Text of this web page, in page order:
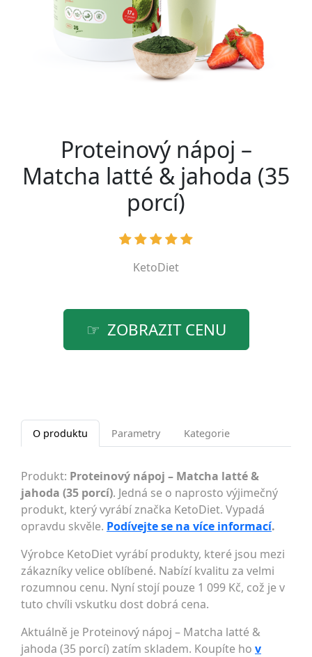
Proteinový nápoj –
Matcha latté & jahoda (35
porcí)
KetoDiet
ZOBRAZIT CENU
O produktu Parametry Kategorie
Produkt: Proteinový nápoj – Matcha latté &
jahoda (35 porcí). Jedná se o naprosto výjimečný
produkt, který vyrábí značka KetoDiet. Vypadá
opravdu skvěle. Podívejte se na více informací.
Výrobce KetoDiet vyrábí produkty, které jsou mezi
zákazníky velice oblíbené. Nabízí kvalitu za velmi
rozumnou cenu. Nyní stojí pouze 1 099 Kč, což je v
tuto chvíli vskutku dost dobrá cena.
Aktuálně je Proteinový nápoj – Matcha latté &
jahoda (35 porcí) zatím skladem. Koupíte ho v